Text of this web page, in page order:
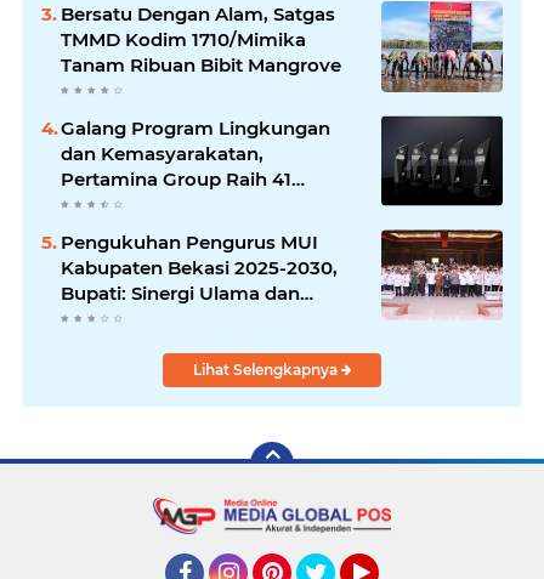
Bersatu Dengan Alam, Satgas
TMMD Kodim 1710/Mimika
Tanam Ribuan Bibit Mangrove
Galang Program Lingkungan
dan Kemasyarakatan,
Pertamina Group Raih 41
Penghargaan CSR & ESG
Internasional
Pengukuhan Pengurus MUI
Kabupaten Bekasi 2025-2030,
Bupati: Sinergi Ulama dan
Umara Sangat Diperlukan
Lihat Selengkapnya